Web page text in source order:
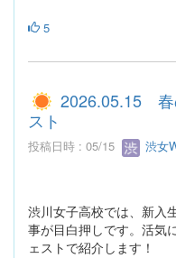
5
2026.05.15 春
スト
投稿日時 : 05/15 渋女
渋川女子高校では、新入
事が目白押しです。活気
ェストで紹介します！